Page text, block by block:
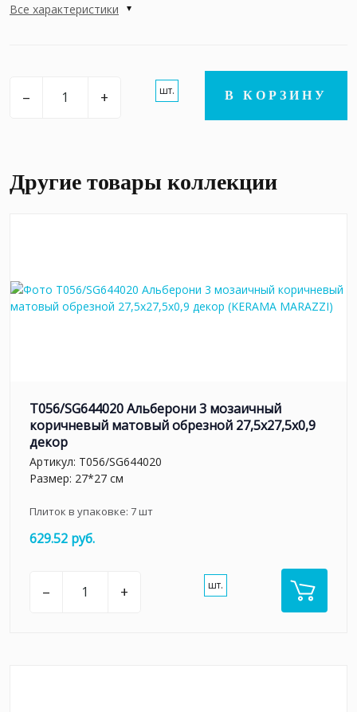
Все характеристики
– + шт. В КОРЗИНУ
Другие товары коллекции
T056/SG644020 Альберони 3 мозаичный
коричневый матовый обрезной 27,5x27,5x0,9
декор
Артикул: T056/SG644020
Размер: 27*27 см
Плиток в упаковке: 7шт
629.52 руб.
– + шт.